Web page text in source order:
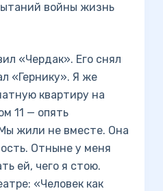
войны жизнь
«Чердак». Его снял
«Гернику». Я же
квартиру на
11 — опять
жили не вместе. Она
Отныне у меня
ей, чего я стою.
«Человек как